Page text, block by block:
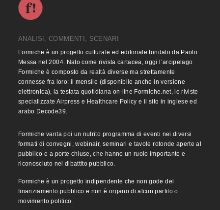
ANALISI, COMMENTI, SCENARI
Formiche è un progetto culturale ed editoriale fondato da Paolo
Messa nel 2004. Nato come rivista cartacea, oggi l’arcipelago
Formiche è composto da realtà diverse ma strettamente
connesse fra loro: il mensile (disponibile anche in versione
elettronica), la testata quotidiana on-line Formiche.net, le riviste
specializzate Airpress e Healthcare Policy e il sito in inglese ed
arabo Decode39.
Formiche vanta poi un nutrito programma di eventi nei diversi
formati di convegni, webinair, seminari e tavole rotonde aperte al
pubblico e a porte chiuse, che hanno un ruolo importante e
riconosciuto nel dibattito pubblico.
Formiche è un progetto indipendente che non gode del
finanziamento pubblico e non è organo di alcun partito o
movimento politico.